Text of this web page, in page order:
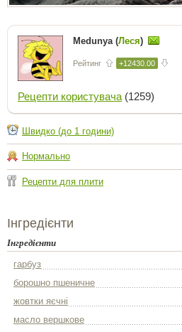
Medunya (Леся)
Рейтинг +12430.00
Рецепти користувача (1259)
Швидко (до 1 години)
Нормально
Рецепти для плити
Інгредієнти
Інгредієнти
гарбуз
борошно пшеничне
жовтки яєчні
масло вершкове